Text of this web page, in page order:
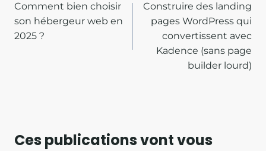
de
l’article
Comment bien choisir
son hébergeur web en
2025 ?
Construire des landing
pages WordPress qui
convertissent avec
Kadence (sans page
builder lourd)
Ces publications vont vous